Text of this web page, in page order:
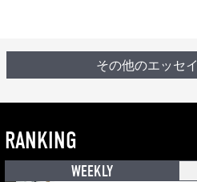
その他のエッセ
RANKING
WEEKLY